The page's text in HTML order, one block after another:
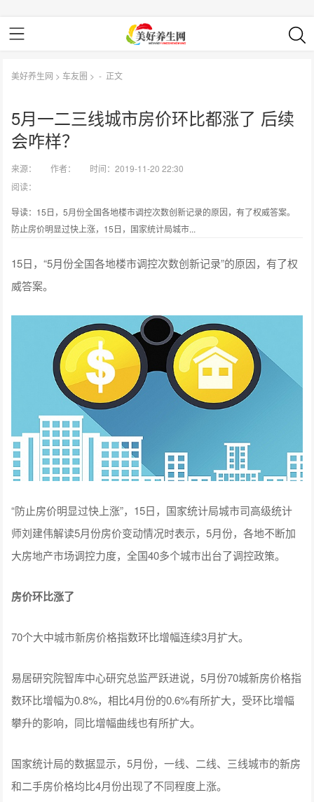
美好养生网 >车友圈 > - 正文
5月一二三线城市房价环比都涨了 后续
会咋样？
来源： 作者：
时间：2019-11-20 22:30
阅读：
导读：15日，5月份全国各地楼市调控次数创新记录的原因，有了权威答案。
防止房价明显过快上涨，15日，国家统计局城市...
15日，“5月份全国各地楼市调控次数创新记录”的原因，有了权
威答案。
“防止房价明显过快上涨”，15日，国家统计局城市司高级统计
师刘建伟解读5月份房价变动情况时表示，5月份，各地不断加
大房地产市场调控力度，全国40多个城市出台了调控政策。
房价环比涨了
70个大中城市新房价格指数环比增幅连续3月扩大。
易居研究院智库中心研究总监严跃进说，5月份70城新房价格指
数环比增幅为0.8%，相比4月份的0.6%有所扩大，受环比增幅
攀升的影响，同比增幅曲线也有所扩大。
国家统计局的数据显示，5月份，一线、二线、三线城市的新房
和二手房价格均比4月份出现了不同程度上涨。